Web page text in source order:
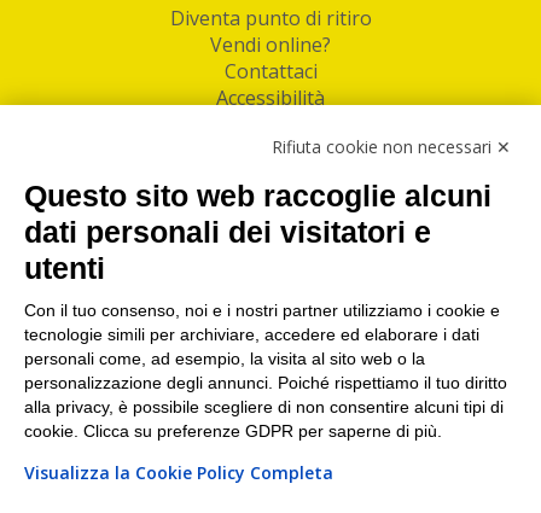
Diventa punto di ritiro
Vendi online?
Contattaci
Accessibilità
Facebook
Linkedin
I nostri punti di ritiro e spedizione pacchi nelle
maggiori città italiane
Torino|Milano|Roma|Bologna|Firenze| Genova
Napoli|Varese
Rifiuta cookie non necessari ✕
Questo sito web raccoglie alcuni
dati personali dei visitatori e
utenti
Con il tuo consenso, noi e i nostri partner utilizziamo i cookie e
tecnologie simili per archiviare, accedere ed elaborare i dati
personali come, ad esempio, la visita al sito web o la
personalizzazione degli annunci. Poiché rispettiamo il tuo diritto
alla privacy, è possibile scegliere di non consentire alcuni tipi di
cookie. Clicca su preferenze GDPR per saperne di più.
Visualizza la Cookie Policy Completa